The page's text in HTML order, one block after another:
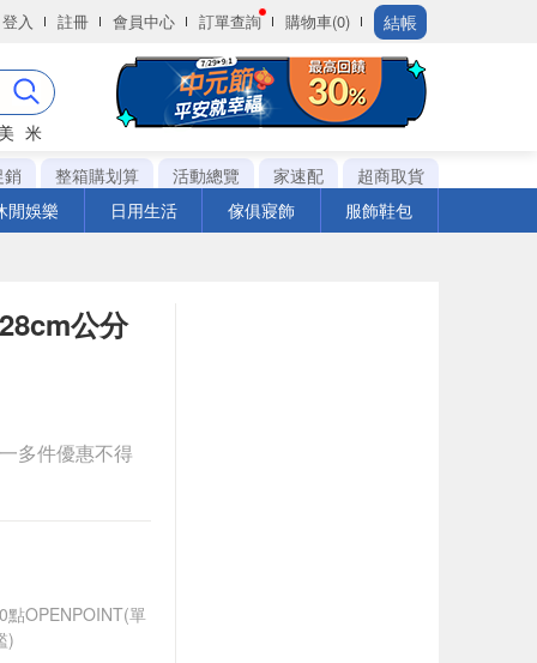
登入 註冊 會員中心 訂單查詢 購物車(0) 結帳
米
銷
整箱購划算 活動總覽 家速配
超商取貨
閒娛樂
日用生活 傢俱寢飾 服飾鞋包
公分
多件優惠不得
點OPENPOINT(單
)